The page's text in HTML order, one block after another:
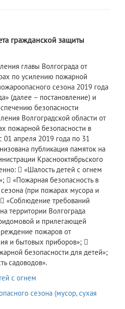
гражданской защиты
главы Волгограда от
по усилению пожарной
сезона 2019 года
(далее – постановление) и
безопасности
Волгоградской области от
пожарной безопасности в
01 апреля 2019 года по 31
публикация памяток на
Краснооктябрьского
 «Шалость детей с огнем
 «Пожарная безопасность в
(при пожарах мусора и
«Соблюдение требований
территории Волгограда
и прилегающей
пожаров от
и бытовых приборов»; 
безопасности для детей»;
садоводов».
с огнем
сезона (мусор, сухая